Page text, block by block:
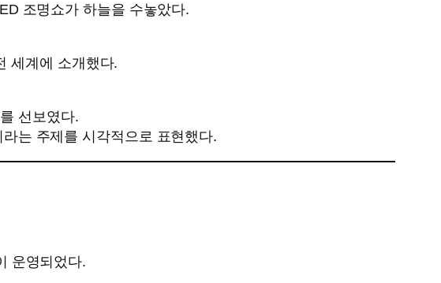
조명쇼가 하늘을 수놓았다.
세계에 소개했다.
선보였다.
는 주제를 시각적으로 표현했다.
운영되었다.